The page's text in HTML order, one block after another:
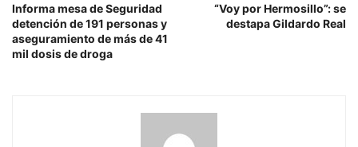
Informa mesa de Seguridad
detención de 191 personas y
aseguramiento de más de 41
mil dosis de droga
“Voy por Hermosillo”: se
destapa Gildardo Real